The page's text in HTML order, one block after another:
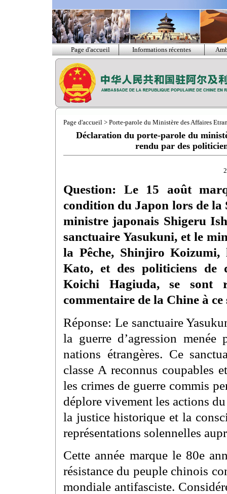
Page d'accueil Informations récentes
Page d'accueil > Porte-parole du Ministère des Affaires
Déclaration du porte-parole du
rendu par des
Question: Le 15 août
condition du Japon lors de la
ministre japonais Shigeru
sanctuaire Yasukuni, et le
la Pêche, Shinjiro Koizumi,
Kato, et des politiciens de
Koichi Hagiuda, se sont
commentaire de la Chine à ce
Réponse: Le sanctuaire
la guerre d’agression
nations étrangères. Ce
classe A reconnus coupables
les crimes de guerre commis
déplore vivement les actions
la justice historique et la
représentations solennelles
Cette année marque le 80e
résistance du peuple chinois
mondiale antifasciste.